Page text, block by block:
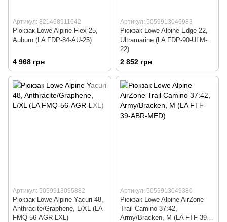
Артикул: 821468911642
Рюкзак Lowe Alpine Flex 25,
Auburn (LA FDP-84-AU-25)
4 968 грн
Артикул: 5059913046983
Рюкзак Lowe Alpine Edge 22,
Ultramarine (LA FDP-90-ULM-
22)
2 852 грн
Артикул: 5059913095882
Рюкзак Lowe Alpine Yacuri 48,
Anthracite/Graphene, L/XL (LA
FMQ-56-AGR-LXL)
Артикул: 5059913049380
Рюкзак Lowe Alpine AirZone
Trail Camino 37:42,
Army/Bracken, M (LA FTF-39-